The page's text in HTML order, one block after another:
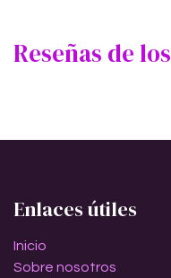
Reseñas de
Enlaces útiles
Inicio
Sobre nosotros